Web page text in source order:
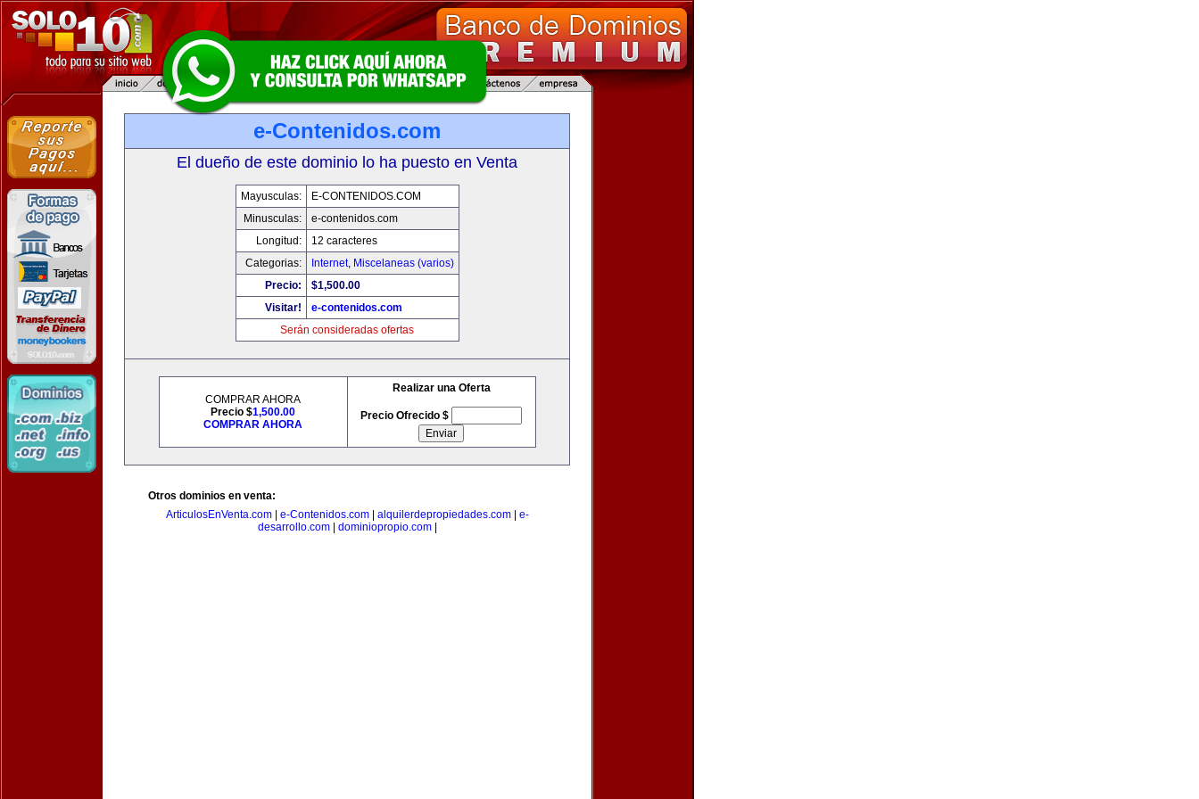
e-Contenidos.com
El dueño de este dominio lo ha puesto en Venta
Mayusculas:
E-CONTENIDOS.COM
Minusculas:
e-contenidos.com
Longitud:
12 caracteres
Categorias:
Internet, Miscelaneas (varios)
Precio:
$1,500.00
Visitar!
e-contenidos.com
Serán consideradas ofertas
COMPRAR AHORA
Precio $1,500.00
COMPRAR AHORA
Realizar una Oferta
Precio Ofrecido $
Otros dominios en venta:
ArticulosEnVenta.com| e-Contenidos.com| alquilerdepropiedades.com| e-
desarrollo.com| dominiopropio.com|